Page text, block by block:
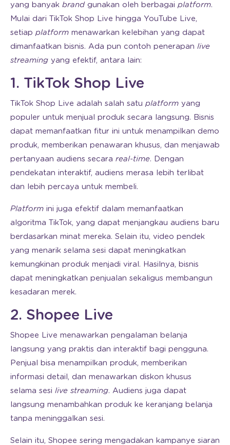
yang banyak brand gunakan oleh berbagai platform.
Mulai dari TikTok Shop Live hingga YouTube Live,
setiap platform menawarkan kelebihan yang dapat
dimanfaatkan bisnis. Ada pun contoh penerapan live
streaming yang efektif, antara lain:
1. TikTok Shop Live
TikTok Shop Live adalah salah satu platform yang
populer untuk menjual produk secara langsung. Bisnis
dapat memanfaatkan fitur ini untuk menampilkan demo
produk, memberikan penawaran khusus, dan menjawab
pertanyaan audiens secara real-time. Dengan
pendekatan interaktif, audiens merasa lebih terlibat
dan lebih percaya untuk membeli.
Platform ini juga efektif dalam memanfaatkan
algoritma TikTok, yang dapat menjangkau audiens baru
berdasarkan minat mereka. Selain itu, video pendek
yang menarik selama sesi dapat meningkatkan
kemungkinan produk menjadi viral. Hasilnya, bisnis
dapat meningkatkan penjualan sekaligus membangun
kesadaran merek.
2. Shopee Live
Shopee Live menawarkan pengalaman belanja
langsung yang praktis dan interaktif bagi pengguna.
Penjual bisa menampilkan produk, memberikan
informasi detail, dan menawarkan diskon khusus
selama sesi live streaming. Audiens juga dapat
langsung menambahkan produk ke keranjang belanja
tanpa meninggalkan sesi.
Selain itu, Shopee sering mengadakan kampanye siaran